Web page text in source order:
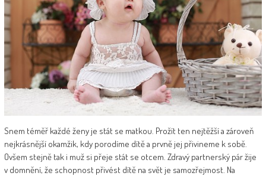
Snem téměř každé ženy je stát se matkou. Prožít ten nejtěžší a zároveň
nejkrásnější okamžik, kdy porodíme dítě a prvně jej přivineme k sobě.
Ovšem stejně tak i muž si přeje stát se otcem. Zdravý partnerský pár žije
v domnění, že schopnost přivést dítě na svět je samozřejmost. Na